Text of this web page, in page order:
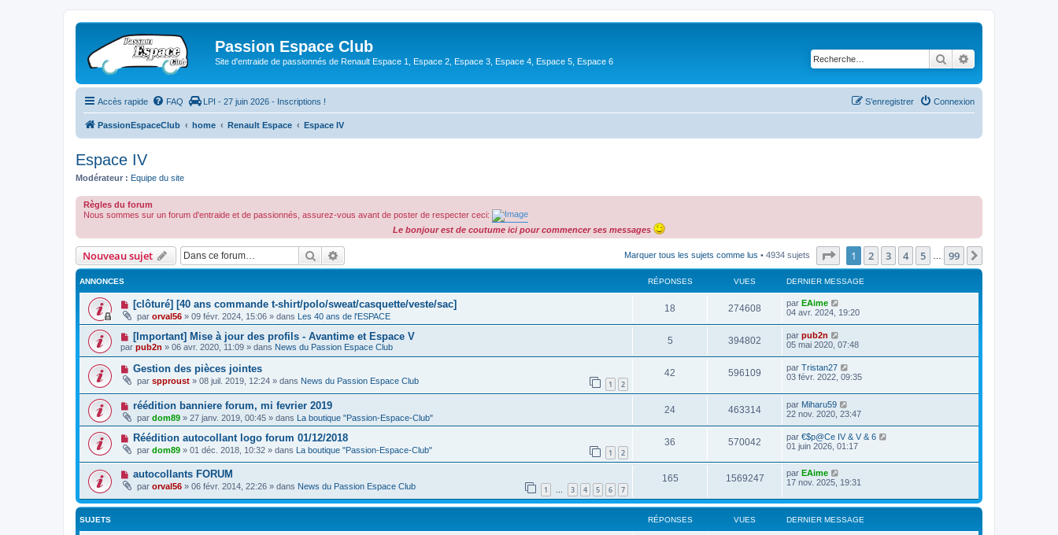
Passion Espace Club
Site d'entraide de passionnés de Renault Espace 1, Espace 2, Espace 3, Espace 4, Espace 5, Espace 6 Rechercher
Accès rapide FAQ LPI - 27 juin 2026 - Inscriptions ! Connexion
S’enregistrer
PassionEspaceClub home Renault Espace Espace IV
Espace IV
Modérateur : Equipe du site
Règles du forum
Nous sommes sur un forum d'entraide et de passionnés, assurez-vous avant de poster de respecter ceci:
Le bonjour est de coutume ici pour commencer ses messages
Nouveau sujet Rechercher Marquer tous les sujets comme lus • 4934 sujets Page sur99
1 2 3 4 5 99
ANNONCES RÉPONSES VUES DERNIER MESSAGE
[clôturé] [40 ans commande t-shirt/polo/sweat/casquette/veste/sac]
par orval56 » 09 févr. 2024, 15:06 » dans Les 40 ans de l'ESPACE
18 274608 par EAime
04 avr. 2024, 19:20
[Important] Mise à jour des profils - Avantime et Espace V
par pub2n » 06 avr. 2020, 11:09 » dans News du Passion Espace Club
5 394802 par pub2n
05 mai 2020, 07:48
Gestion des pièces jointes
par spproust » 08 juil. 2019, 12:24 » dans News du Passion Espace Club 1 2
42 596109 par Tristan27
03 févr. 2022, 09:35
réédition banniere forum, mi fevrier 2019
par dom89 » 27 janv. 2019, 00:45 » dans La boutique "Passion-Espace-Club"
24 463314 par Miharu59
22 nov. 2020, 23:47
Réédition autocollant logo forum 01/12/2018
par dom89 » 01 déc. 2018, 10:32 » dans La boutique "Passion-Espace-Club" 1 2
36 570042 par €$p@Ce IV & V & 6
01 juin 2026, 01:17
autocollants FORUM
par orval56 » 06 févr. 2014, 22:26 » dans News du Passion Espace Club 1 … 3 4 5 6 7
165 1569247 par EAime
17 nov. 2025, 19:31
SUJETS RÉPONSES VUES DERNIER MESSAGE